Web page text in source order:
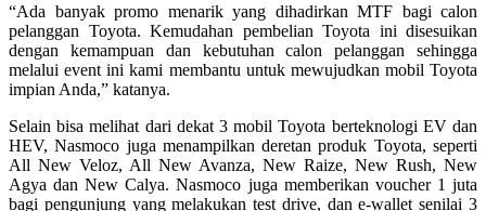
“Ada banyak promo menarik yang dihadirkan MTF bagi calon
pelanggan Toyota. Kemudahan pembelian Toyota ini disesuikan
dengan kemampuan dan kebutuhan calon pelanggan sehingga
melalui event ini kami membantu untuk mewujudkan mobil Toyota
impian Anda,” katanya.
Selain bisa melihat dari dekat 3 mobil Toyota berteknologi EV dan
HEV, Nasmoco juga menampilkan deretan produk Toyota, seperti
All New Veloz, All New Avanza, New Raize, New Rush, New
Agya dan New Calya. Nasmoco juga memberikan voucher 1 juta
bagi pengunjung yang melakukan test drive, dan e-wallet senilai 3